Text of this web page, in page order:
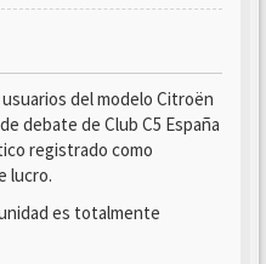
del modelo Citroën
debate de Club C5 España
registrado como
lucro.
es totalmente